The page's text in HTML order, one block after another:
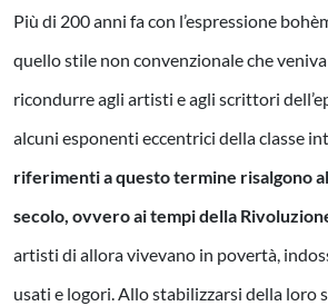
Più di 200 anni fa con l’espressione
quello stile non convenzionale che
ricondurre agli artisti e agli scrittori
alcuni esponenti eccentrici della classe
riferimenti a questo termine risalgono
secolo, ovvero ai tempi della
artisti di allora vivevano in povertà,
usati e logori. Allo stabilizzarsi della loro